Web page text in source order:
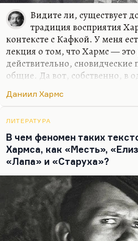
Видите ли, существует
традиция восприятия
контексте с Кафкой. У меня
лекция о том, что Хармс —
действительно,
общие. Да вот, собственно, в
идея о том, что главная черта
действительно, детали у
очень точны, а целое
загадочно. Вот эта
быта, таинственность всех
дикой наглядности и
правило унизительных, как
чудовищных. Это все,
Это…
Даниил Хармс
ЛИТЕРАТУРА
В чем феномен таких
Хармса, как «Месть»,
«Лапа» и «Старуха»?